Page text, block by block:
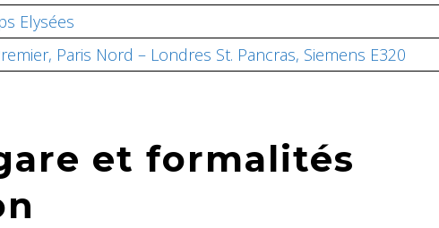
Elysées
Paris Nord – Londres St. Pancras, Siemens E320
et formalités